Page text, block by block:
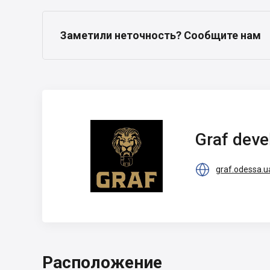
Заметили неточность? Сообщите нам
Graf

Расположение